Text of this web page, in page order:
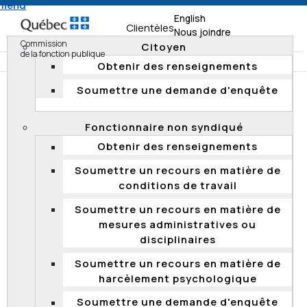
Commission
de la fonction publique
English
Nous joindre
Clientèles
Citoyen
Obtenir des renseignements
Soumettre une demande d'enquête
Fonctionnaire non syndiqué
Obtenir des renseignements
Soumettre un recours en matière de
conditions de travail
Soumettre un recours en matière de
mesures administratives ou
disciplinaires
Soumettre un recours en matière de
harcèlement psychologique
Soumettre une demande d'enquête
Accueil
Documents transmis dans le cadre d’une demande
d’accès et d’intérêt pour le public
Documentation
Documents transmis dans le cadre d'une demande
d'accès et d’intérêt pour le public
DOCUMENTS TRANSMIS DANS LE
ET D’INTÉRÊT POUR LE PUBLIC
Conformément à l’article 4, paragraphe 8, du